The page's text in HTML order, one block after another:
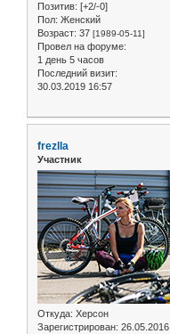
Позитив: [+2/-0]
Пол: Женский
Возраст: 37 [1989-05-11]
Провел на форуме:
1 день 5 часов
Последний визит:
30.03.2019 16:57
frezlla
Участник
Откуда: Херсон
Зарегистрирован: 26.05.2016